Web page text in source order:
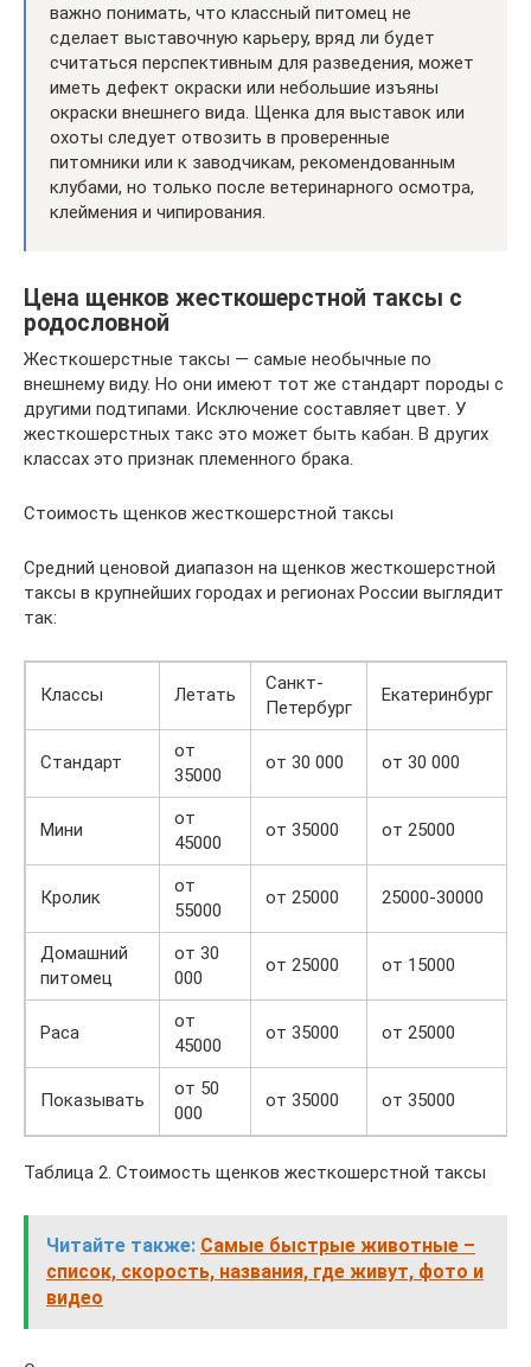
важно понимать, что классный питомец не
сделает выставочную карьеру, вряд ли будет
считаться перспективным для разведения, может
иметь дефект окраски или небольшие изъяны
окраски внешнего вида. Щенка для выставок или
охоты следует отвозить в проверенные
питомники или к заводчикам, рекомендованным
клубами, но только после ветеринарного осмотра,
клеймения и чипирования.
Цена щенков жесткошерстной таксы с
родословной
Жесткошерстные таксы — самые необычные по
внешнему виду. Но они имеют тот же стандарт породы с
другими подтипами. Исключение составляет цвет. У
жесткошерстных такс это может быть кабан. В других
классах это признак племенного брака.
Стоимость щенков жесткошерстной таксы
Средний ценовой диапазон на щенков жесткошерстной
таксы в крупнейших городах и регионах России выглядит
так:
Классы Летать
Санкт-
Петербург
Екатеринбург
Стандарт
от
35000
от 30 000 от 30 000
Мини
от
45000
от 35000 от 25000
Кролик
от
55000
от 25000 25000-30000
Домашний
питомец
от 30
000
от 25000 от 15000
Раса
от
45000
от 35000 от 25000
Показывать
от 50
000
от 35000 от 35000
Таблица 2. Стоимость щенков жесткошерстной таксы
Читайте также: Самые быстрые животные –
список, скорость, названия, где живут, фото и
видео